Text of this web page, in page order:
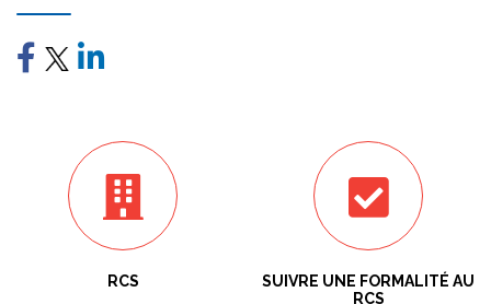
RCS
SUIVRE UNE FORMALITÉ AU
RCS